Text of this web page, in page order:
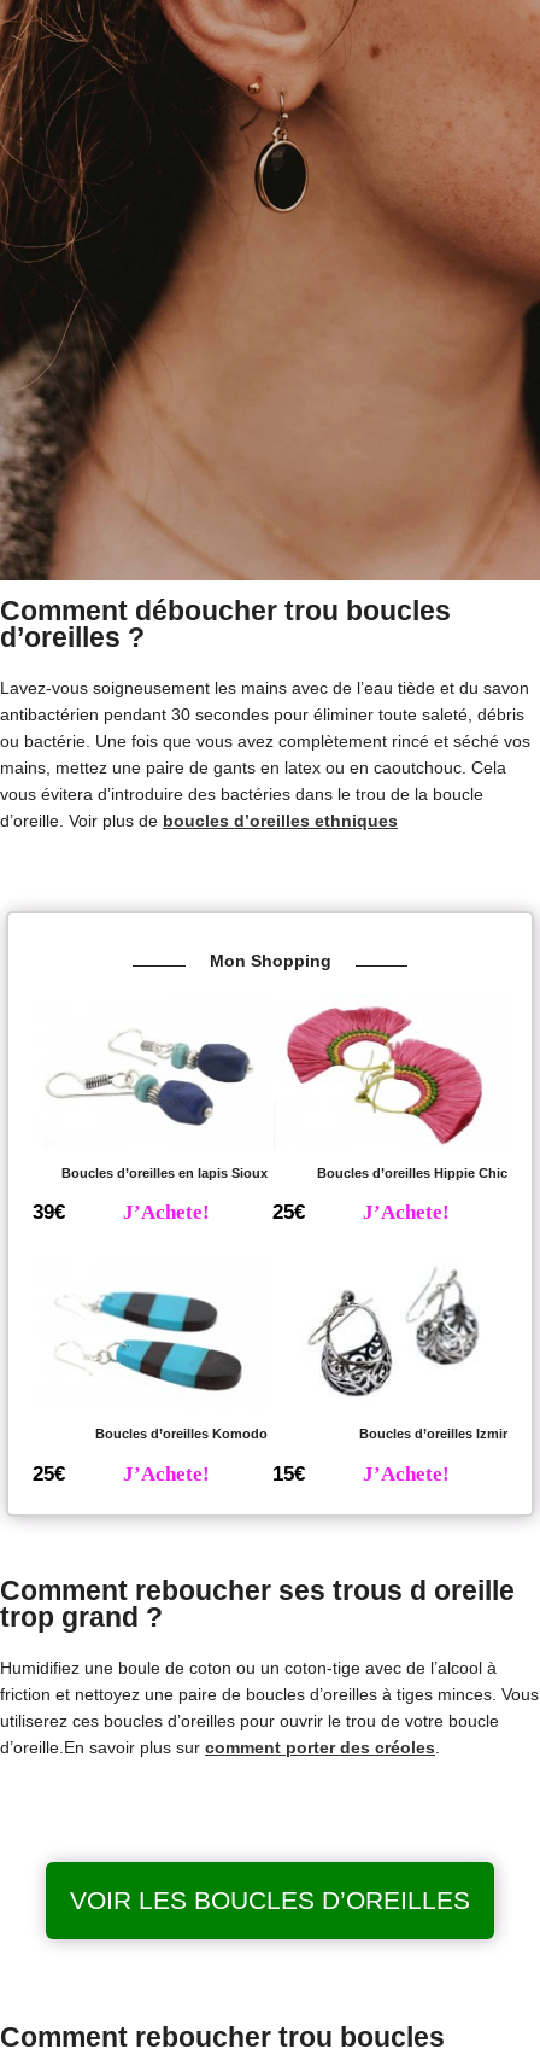
Comment déboucher trou boucles
d’oreilles ?
Lavez-vous soigneusement les mains avec de l’eau tiède et du savon
antibactérien pendant 30 secondes pour éliminer toute saleté, débris
ou bactérie. Une fois que vous avez complètement rincé et séché vos
mains, mettez une paire de gants en latex ou en caoutchouc. Cela
vous évitera d’introduire des bactéries dans le trou de la boucle
d’oreille. Voir plus de boucles d’oreilles ethniques
Mon Shopping
Boucles d’oreilles en lapis Sioux
39€ J’Achete!
Boucles d’oreilles Hippie Chic
25€ J’Achete!
Boucles d’oreilles Komodo
25€ J’Achete!
Boucles d’oreilles Izmir
15€ J’Achete!
Comment reboucher ses trous d oreille
trop grand ?
Humidifiez une boule de coton ou un coton-tige avec de l’alcool à
friction et nettoyez une paire de boucles d’oreilles à tiges minces. Vous
utiliserez ces boucles d’oreilles pour ouvrir le trou de votre boucle
d’oreille.En savoir plus sur comment porter des créoles
VOIR LES BOUCLES D’OREILLES
Comment reboucher trou boucles